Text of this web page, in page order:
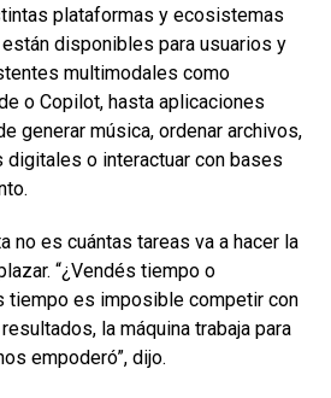
plataformas y ecosistemas
disponibles para usuarios y
multimodales como
o Copilot, hasta aplicaciones
generar música, ordenar archivos,
digitales o interactuar con bases
no es cuántas tareas va a hacer la
“¿Vendés tiempo o
tiempo es imposible competir con
la máquina trabaja para
empoderó”, dijo.